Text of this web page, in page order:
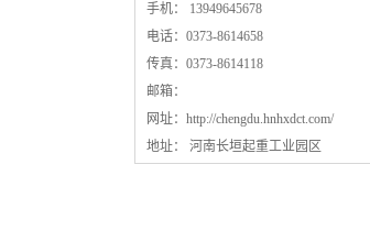
手机： 13949645678
电话：0373-8614658
传真：0373-8614118
邮箱：
网址： http://chengdu.hnhxdct.com/
地址： 河南长垣起重工业园区